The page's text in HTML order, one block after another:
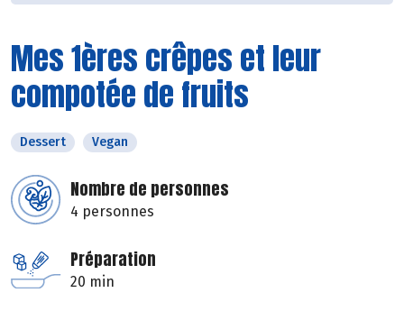
Mes 1ères crêpes et leur
compotée de fruits
Dessert Vegan
Nombre de personnes
4 personnes
Préparation
20 min